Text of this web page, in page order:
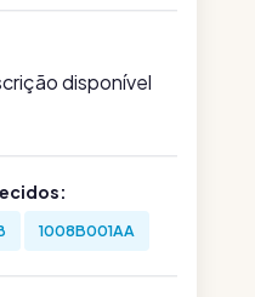
disponível
1008B001AA